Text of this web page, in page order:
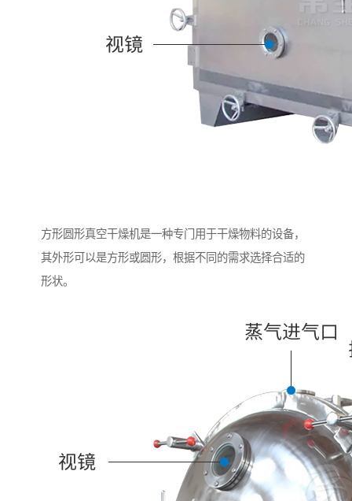
方形圆形真空干燥机是一种专门用于干燥物料的设备，
其外形可以是方形或圆形，根据不同的需求选择合适的
形状。